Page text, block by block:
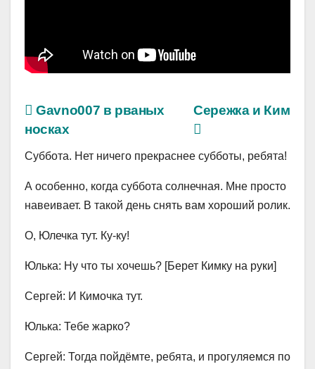
Сережка и Ким
Gavno007 в рваных
носках
Суббота. Нет ничего прекраснее субботы, ребята!
А особенно, когда суббота солнечная. Мне просто
навеивает. В такой день снять вам хороший ролик.
О, Юлечка тут. Ку-ку!
Юлька: Ну что ты хочешь? [Берет Кимку на руки]
Сергей: И Кимочка тут.
Юлька: Тебе жарко?
Сергей: Тогда пойдёмте, ребята, и прогуляемся по